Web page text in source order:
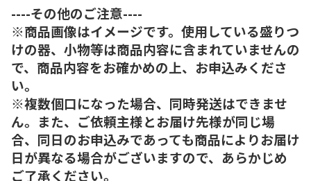
----その他のご注意----
※商品画像はイメージです。使用している盛りつ
けの器、小物等は商品内容に含まれていませんの
で、商品内容をお確かめの上、お申込みくださ
い。
※複数個口になった場合、同時発送はできませ
ん。また、ご依頼主様とお届け先様が同じ場
合、同日のお申込みであっても商品によりお届け
日が異なる場合がございますので、あらかじめ
ご了承ください。